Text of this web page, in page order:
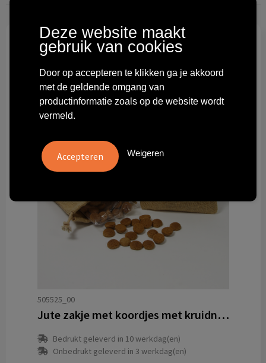
Themageschenken
Overig
505525_00
Jute zakje met koordjes met kruidnoten
Bedrukt geleverd in 10 werkdag(en)
Onbedrukt geleverd in 3 werkdag(en)
Deze website maakt
gebruik van cookies
Door op accepteren te klikken ga je akkoord
met de geldende omgang van
productinformatie zoals op de website wordt
vermeld.
Weigeren